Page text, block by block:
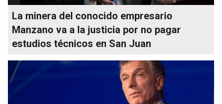
La minera del conocido empresario
Manzano va a la justicia por no pagar
estudios técnicos en San Juan